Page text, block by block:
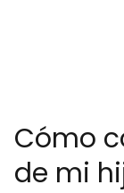
Cómo
de mi